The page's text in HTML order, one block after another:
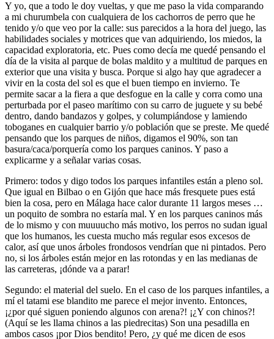
Y yo, que a todo le doy vueltas, y que me paso la vida comparando
a mi churumbela con cualquiera de los cachorros de perro que he
tenido y/o que veo por la calle: sus parecidos a la hora del juego, las
habilidades sociales y motrices que van adquiriendo, los miedos, la
capacidad exploratoria, etc. Pues como decía me quedé pensando el
día de la visita al parque de bolas maldito y a multitud de parques en
exterior que una visita y busca. Porque si algo hay que agradecer a
vivir en la costa del sol es que el buen tiempo en invierno. Te
permite sacar a la fiera a que desfogue en la calle y corra como una
perturbada por el paseo marítimo con su carro de juguete y su bebé
dentro, dando bandazos y golpes, y columpiándose y lamiendo
toboganes en cualquier barrio y/o población que se preste. Me quedé
pensando que los parques de niños, digamos el 90%, son tan
basura/caca/porquería como los parques caninos. Y paso a
explicarme y a señalar varias cosas.
Primero: todos y digo todos los parques infantiles están a pleno sol.
Que igual en Bilbao o en Gijón que hace más fresquete pues está
bien la cosa, pero en Málaga hace calor durante 11 largos meses …
un poquito de sombra no estaría mal. Y en los parques caninos más
de lo mismo y con muuuucho más motivo, los perros no sudan igual
que los humanos, les cuesta mucho más regular esos excesos de
calor, así que unos árboles frondosos vendrían que ni pintados. Pero
no, si los árboles están mejor en las rotondas y en las medianas de
las carreteras, ¡dónde va a parar!
Segundo: el material del suelo. En el caso de los parques infantiles, a
mí el tatami ese blandito me parece el mejor invento. Entonces,
¡¿por qué siguen poniendo algunos con arena?! ¡¿Y con chinos?!
(Aquí se les llama chinos a las piedrecitas) Son una pesadilla en
ambos casos ¡por Dios bendito! Pero, ¿y qué me dicen de esos